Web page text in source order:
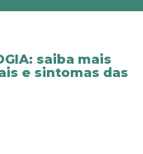
saiba mais
e sintomas das